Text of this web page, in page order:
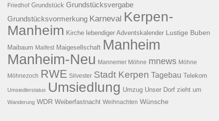
Friedhof Grundstück Grundstücksvergabe
Grundstücksvormerkung Karneval Kerpen-
Manheim Kirche lebendiger Adventskalender Lustige Buben
Maibaum Maifest Maigesellschaft Manheim
Manheim-Neu Mannemer Möhne mnews Möhne
Möhnezoch RWE Silvester Stadt Kerpen Tagebau Telekom
Umsiedlerstatus Umsiedlung Umzug Unser Dorf zieht um
Wanderung WDR Weiberfastnacht Weihnachten Wünsche